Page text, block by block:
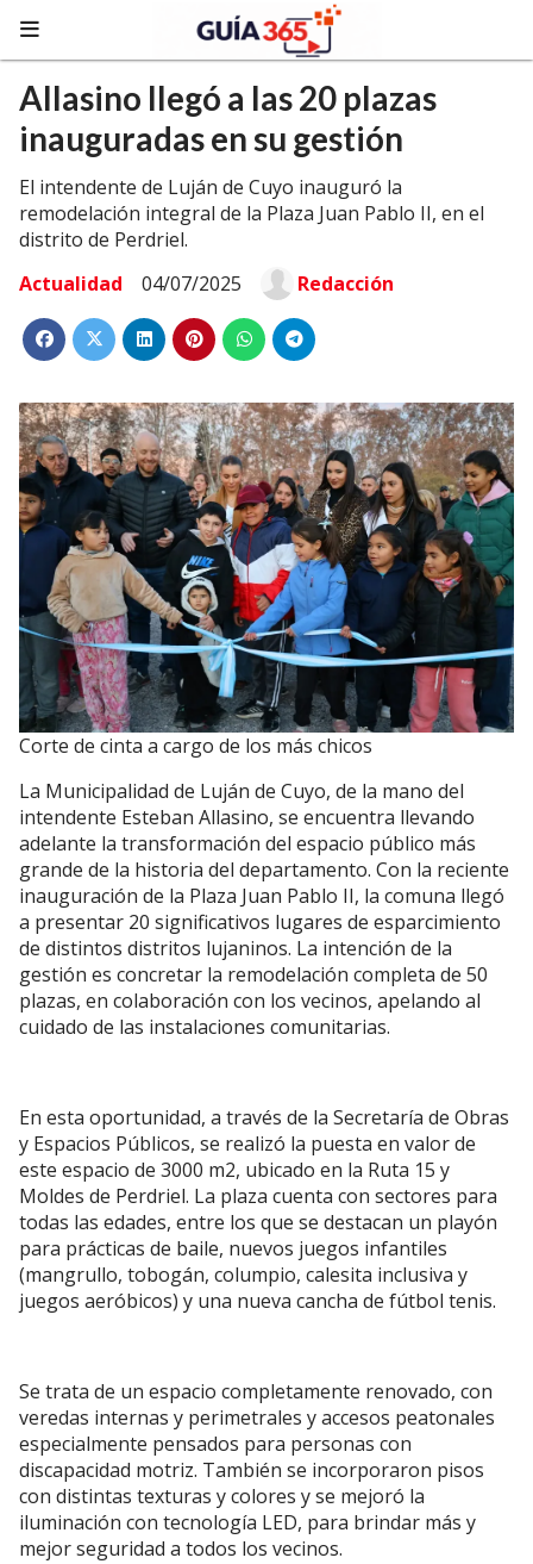
Allasino llegó a las 20 plazas
inauguradas en su gestión
El intendente de Luján de Cuyo inauguró la
remodelación integral de la Plaza Juan Pablo II, en el
distrito de Perdriel.
Actualidad
04/07/2025 Redacción
Corte de cinta a cargo de los más chicos
La Municipalidad de Luján de Cuyo, de la mano del
intendente Esteban Allasino, se encuentra llevando
adelante la transformación del espacio público más
grande de la historia del departamento. Con la reciente
inauguración de la Plaza Juan Pablo II, la comuna llegó
a presentar 20 significativos lugares de esparcimiento
de distintos distritos lujaninos. La intención de la
gestión es concretar la remodelación completa de 50
plazas, en colaboración con los vecinos, apelando al
cuidado de las instalaciones comunitarias.
En esta oportunidad, a través de la Secretaría de Obras
y Espacios Públicos, se realizó la puesta en valor de
este espacio de 3000 m2, ubicado en la Ruta 15 y
Moldes de Perdriel. La plaza cuenta con sectores para
todas las edades, entre los que se destacan un playón
para prácticas de baile, nuevos juegos infantiles
(mangrullo, tobogán, columpio, calesita inclusiva y
juegos aeróbicos) y una nueva cancha de fútbol tenis.
Se trata de un espacio completamente renovado, con
veredas internas y perimetrales y accesos peatonales
especialmente pensados para personas con
discapacidad motriz. También se incorporaron pisos
con distintas texturas y colores y se mejoró la
iluminación con tecnología LED, para brindar más y
mejor seguridad a todos los vecinos.